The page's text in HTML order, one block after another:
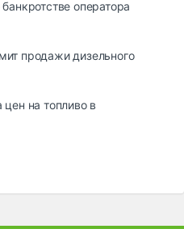
оператора
продажи дизельного
на топливо в